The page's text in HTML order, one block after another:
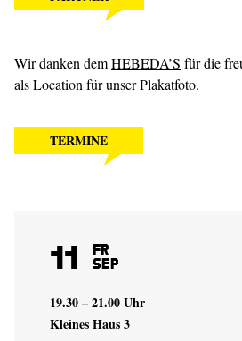
Wir danken demHEBEDA’S für die
als Location für unser Plakatfoto.
TERMINE
11 Fr
Sep
19.30 – 21.00 Uhr
Kleines Haus 3